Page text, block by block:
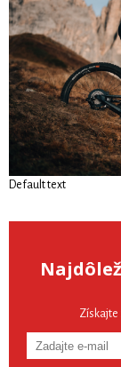
Default text
Získajte